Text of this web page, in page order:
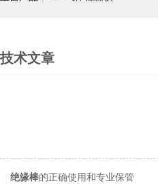
技术文章
绝缘棒的正确使用和专业保管